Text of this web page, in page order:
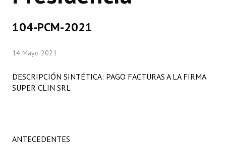
Comisiones Permanentes
Comisiones Especiales
Concejales Mandato Cumplido
Constitución Nacional
104-PCM-2021
14 Mayo 2021
DESCRIPCIÓN SINTÉTICA: PAGO FACTURAS A LA FIRMA
SUPER CLIN SRL
ANTECEDENTES